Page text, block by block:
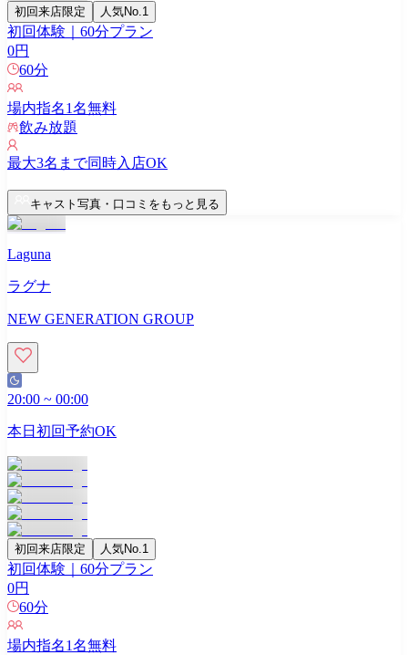
初回来店限定 人気No.1
初回体験｜60分プラン
0円
60分
場内指名1名無料
飲み放題
最大3名まで同時入店OK
キャスト写真・口コミをもっと見る
Laguna
ラグナ
NEW GENERATION GROUP
20:00 ~ 00:00
本日初回予約OK
初回来店限定 人気No.1
初回体験｜60分プラン
0円
60分
場内指名1名無料